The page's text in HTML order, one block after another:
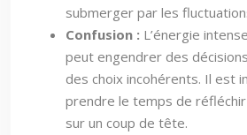
submerger par les
Confusion : L’énergie
peut engendrer des
des choix incohérents. Il est
prendre le temps de
sur un coup de tête.